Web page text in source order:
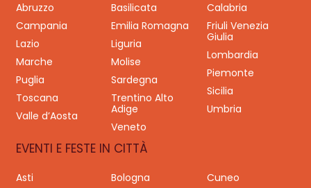
Abruzzo Basilicata
Calabria
Campania
Emilia Romagna
Friuli Venezia
Giulia
Lazio
Liguria
Lombardia
Marche
Molise
Piemonte
Puglia
Sardegna
Sicilia
Toscana
Trentino Alto
Adige
Umbria
Valle d’Aosta
Veneto
EVENTI E FESTE IN CITTÀ
Asti Bologna
Cuneo